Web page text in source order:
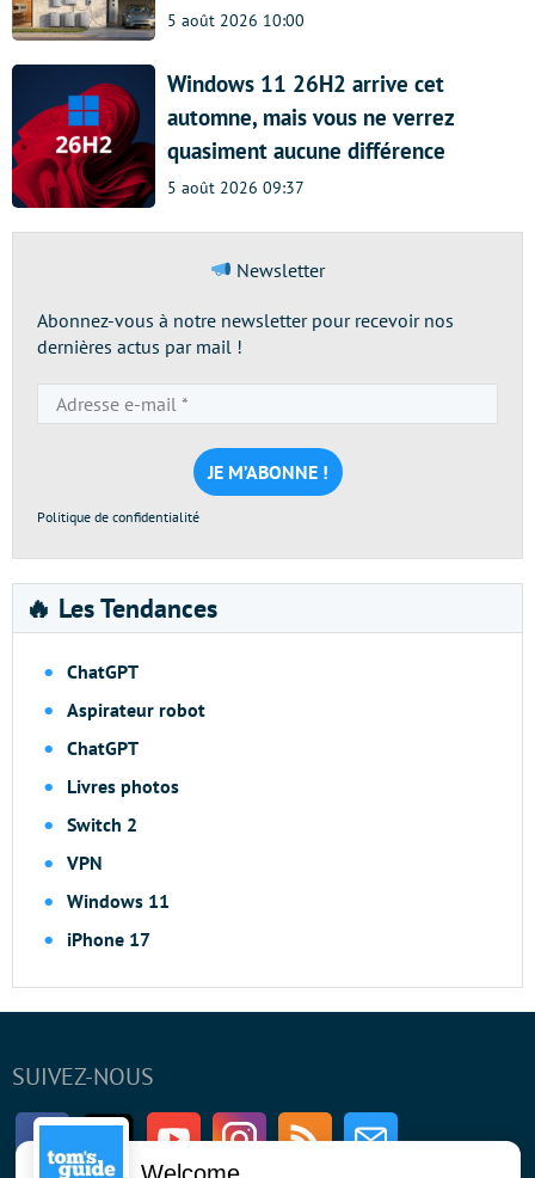
5 août 2026 10:00
Windows 11 26H2 arrive cet
automne, mais vous ne verrez
quasiment aucune différence
5 août 2026 09:37
Newsletter
Abonnez-vous à notre newsletter pour recevoir nos
dernières actus par mail !
e-
mail
*
Politique de confidentialité
🔥 Les Tendances
ChatGPT
Aspirateur robot
ChatGPT
Livres photos
Switch 2
VPN
Windows 11
iPhone 17
SUIVEZ-NOUS
FacebookTwitter Youtube InstagramRSS Newsletter
Welcome